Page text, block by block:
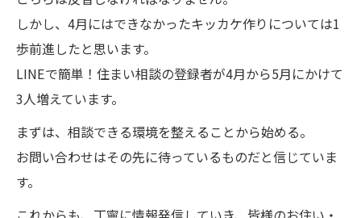
しかし、4月にはできなかったキッカケ作りについては1
歩前進したと思います。
LINEで簡単！住まい相談の登録者が4月から5月にかけて
3人増えています。
まずは、相談できる環境を整えることから始める。
お問い合わせはその先に待っているものだと信じていま
す。